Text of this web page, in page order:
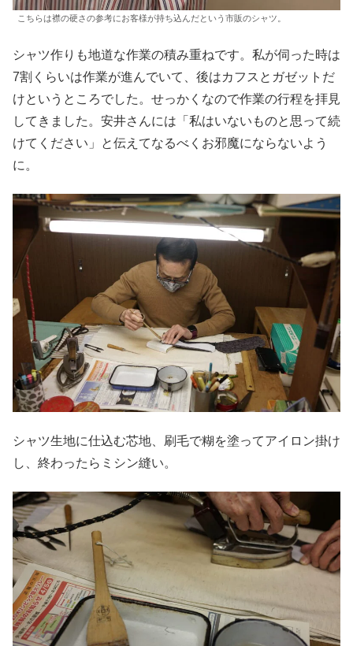
こちらは襟の硬さの参考にお客様が持ち込んだという市販のシャツ。
シャツ作りも地道な作業の積み重ねです。私が伺った時は
7割くらいは作業が進んでいて、後はカフスとガゼットだ
けというところでした。せっかくなので作業の行程を拝見
してきました。安井さんには「私はいないものと思って続
けてください」と伝えてなるべくお邪魔にならないよう
に。
シャツ生地に仕込む芯地、刷毛で糊を塗ってアイロン掛け
し、終わったらミシン縫い。